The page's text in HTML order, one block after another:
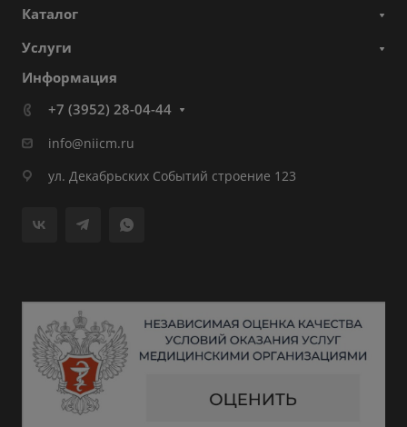
Каталог
Услуги
Информация
+7 (3952) 28-04-44
info@niicm.ru
ул. Декабрьских Событий строение 123